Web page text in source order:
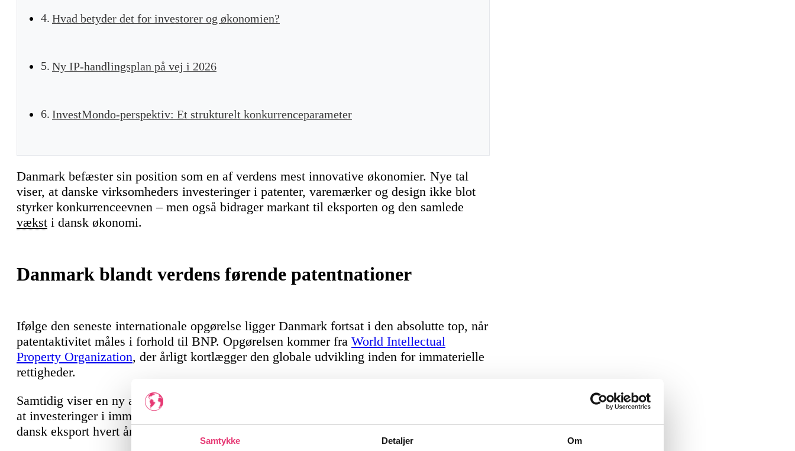
Samtykke Detaljer Om
Hvad betyder det for investorer og økonomien?
Ny IP-handlingsplan på vej i 2026
InvestMondo-perspektiv: Et strukturelt konkurrenceparameter
Danmark befæster sin position som en af verdens mest innovative økonomier. Nye tal
viser, at danske virksomheders investeringer i patenter, varemærker og design ikke blot
styrker konkurrenceevnen – men også bidrager markant til eksporten og den samlede
vækst i dansk økonomi.
Danmark blandt verdens førende patentnationer
Ifølge den seneste internationale opgørelse ligger Danmark fortsat i den absolutte top, når
patentaktivitet måles i forhold til BNP. Opgørelsen kommer fra World Intellectual
Property Organization, der årligt kortlægger den globale udvikling inden for immaterielle
rettigheder.
Samtidig viser en ny analyse fra
at investeringer i immaterielle rettigheder bidrager med omkring 105 mia. kr. ekstra til
dansk eksport hvert år.